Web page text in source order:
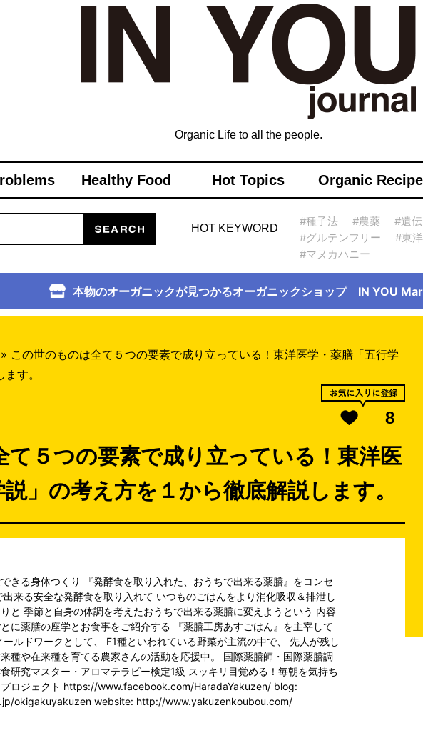
Organic Life to all the people.
Healthy Food Hot Topics Organic Recipe
HOT KEYWORD
#種子法 #農薬
#遺
#グルテンフリー
#東
#マヌカハニー
本物のオーガニックが見つかるオーガニックショップ IN YOU
» この世のものは全て５つの要素で成り立っている！東洋医学・薬膳「五行学
す。
8
て５つの要素で成り立っている！東洋医
」の考え方を１から徹底解説します。
きる身体つくり 『発酵食を取り入れた、おうちで出来る薬膳』をコンセ
出来る安全な発酵食を取り入れて いつものごはんをより消化吸収＆排泄し
と 季節と自身の体調を考えたおうちで出来る薬膳に変えようという 内容
に薬膳の座学とお食事をご紹介する 『薬膳工房あすごはん』を主宰して
ールドワークとして、 F1種といわれている野菜が主流の中で、 先人が残し
種や在来種を育てる農家さんの活動を応援中。 国際薬膳師・国際薬膳調
研究マスター・アロマテラピー検定1級 スッキリ目覚める！毎朝を気持ち
プロジェクト https://www.facebook.com/HaradaYakuzen/ blog:
okigakuyakuzen website: http://www.yakuzenkoubou.com/